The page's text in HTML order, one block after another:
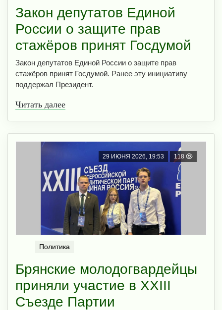
Закон депутатов Единой
России о защите прав
стажёров принят Госдумой
Закон депутатов Единой России о защите прав
стажёров принят Госдумой. Ранее эту инициативу
поддержал Президент.
Читать далее
29 ИЮНЯ 2026, 19:53 118
Политика
Брянские молодогвардейцы
приняли участие в XXIII
Съезде Партии